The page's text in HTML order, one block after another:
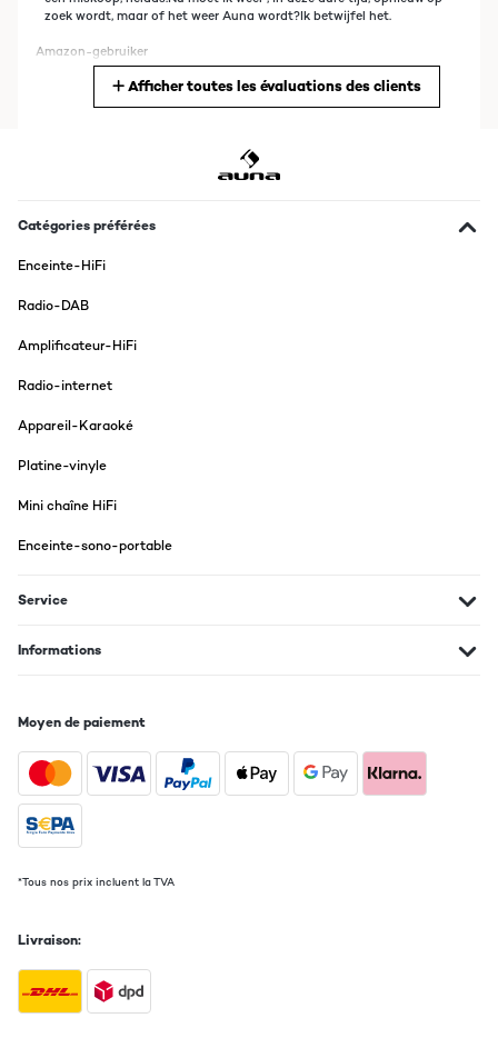
zoek wordt, maar of het weer Auna wordt?Ik betwijfel het.
Amazon-gebruiker
segunda vida a los altavoces con este amplificador. La ventaja es
ejemplo música en MP3 y el audio del DVD.El poder ajustar el sonido
(los graves, bajos y el balance) ayuda a poder precisar con el sonido
probé en una fiesta que realcé, y fue un éxito gracias a la potencia
ningúna complicación. Trae un práctico mando a distancia (y las
(me gusta porque no quedan las huellas marcadas).Ya estoy
música sin perder potencia ni estética.
allem mächtig laut ohne dabei zu kratzen. Wenn ich mal Lust auf
fernbedienung fällt im Vergleich zum Gesamtpaket etwas ab.
Fernbedienung einen billigen Eindruck.
Traduire
Nach zwei Monanten nun endlich mein Fazit:
attraktiv und eine ideale Ergänzung zu meinen anderen
Multimedia Geräten im Wohnzimmer. Das Klangbild aus
angeschlossenen Boxen ist sehr ausgeglichen und macht einen
Afficher toutes les évaluations des clients
Catégories préférées
Enceinte-HiFi
Radio-DAB
Amplificateur-HiFi
Radio-internet
Appareil-Karaoké
Platine-vinyle
Mini chaîne HiFi
Enceinte-sono-portable
Service
Informations
Moyen de paiement
*Tous nos prix incluent la TVA
Livraison: